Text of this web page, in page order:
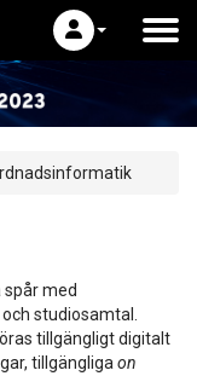
med
studiosamtal.
tillgängligt digitalt
tillgängliga on